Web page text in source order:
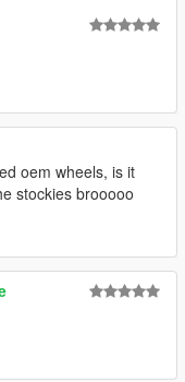
oem wheels, is it
stockies brooooo